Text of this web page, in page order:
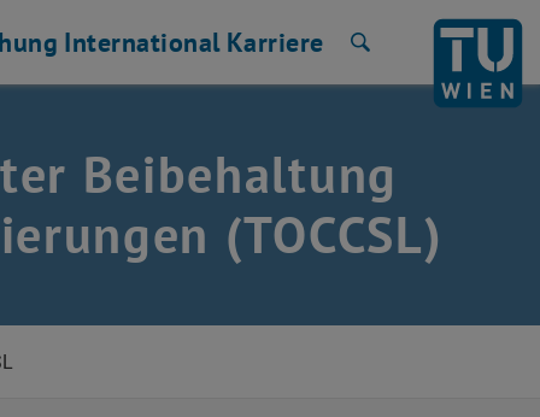
International Karriere
Beibehaltung
(TOCCSL)